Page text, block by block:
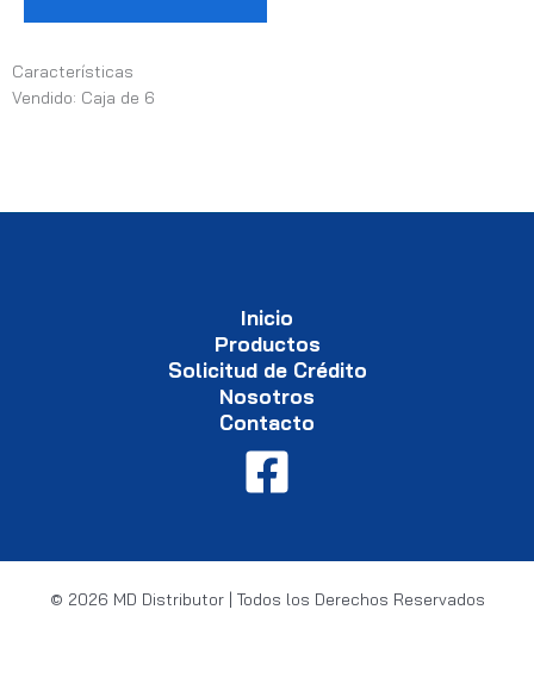
Características
Vendido: Caja de 6
Inicio
Productos
Solicitud de Crédito
Nosotros
Contacto
© 2026 MD Distributor | Todos los Derechos Reservados